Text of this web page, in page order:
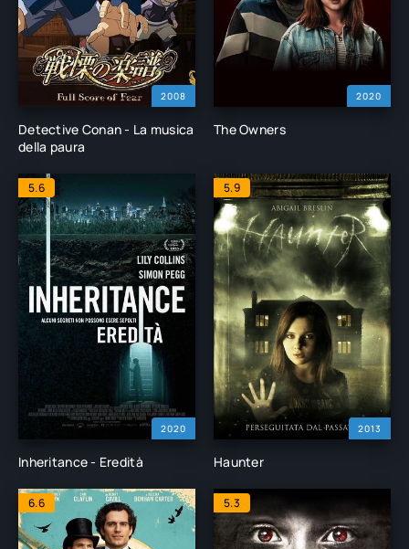
2008
Detective Conan - La musica
della paura
2020
The Owners
2020
5.6
Inheritance - Eredità
2013
5.9
Haunter
6.6 5.3